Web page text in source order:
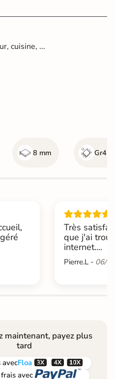
cuisine, ...
8 mm Gr4 -
Très
que j'ai
internet....
Pierre.L - 06/
maintenant, payez plus
tard
avecFloa  
avec